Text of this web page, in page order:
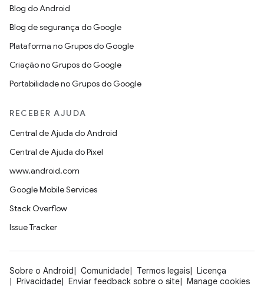
Blog do Android
Blog de segurança do Google
Plataforma no Grupos do Google
Criação no Grupos do Google
Portabilidade no Grupos do Google
RECEBER AJUDA
Central de Ajuda do Android
Central de Ajuda do Pixel
www.android.com
Google Mobile Services
Stack Overflow
Issue Tracker
Sobre o Android Comunidade Termos legais
Licença
Privacidade
Enviar feedback sobre o site Manage cookies